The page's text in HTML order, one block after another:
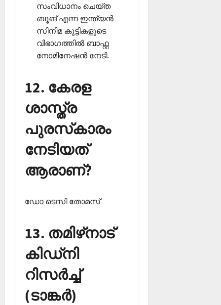
സംവിധാനം ചെയ്ത
ബൂങ് എന്ന ഇന്ത്യന്‍
സിനിമ കുട്ടികളുടെ
വിഭാഗത്തില്‍ ബാഫ്റ്റ
നോമിനേഷന്‍ നേടി.
12. കേരള
ശാസ്ത്ര
പുരസ്‌കാരം
നേടിയത്
ആരാണ്?
ഡോ ടെസി തോമസ്
‌13. തമിഴ്‌നാട്
കിഡ്‌നി
റിസര്‍ച്ച്
(ടാങ്കര്‍)